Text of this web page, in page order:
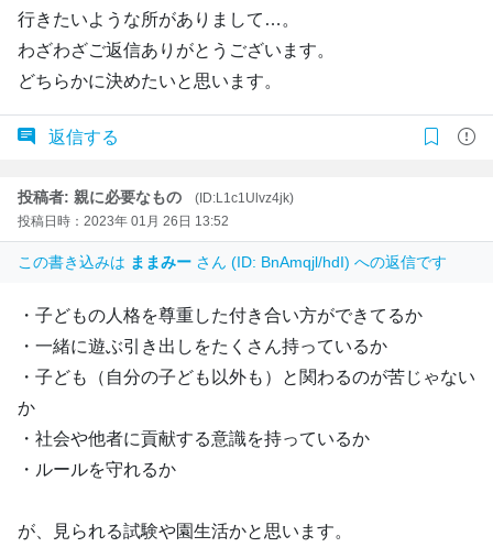
行きたいような所がありまして…。
わざわざご返信ありがとうございます。
どちらかに決めたいと思います。
返信する
投稿者: 親に必要なもの
(ID:L1c1Ulvz4jk)
投稿日時：2023年 01月 26日 13:52
この書き込みは ままみー さん (ID: BnAmqjl/hdI) への返信です
・子どもの人格を尊重した付き合い方ができてるか
・一緒に遊ぶ引き出しをたくさん持っているか
・子ども（自分の子ども以外も）と関わるのが苦じゃない
か
・社会や他者に貢献する意識を持っているか
・ルールを守れるか
が、見られる試験や園生活かと思います。